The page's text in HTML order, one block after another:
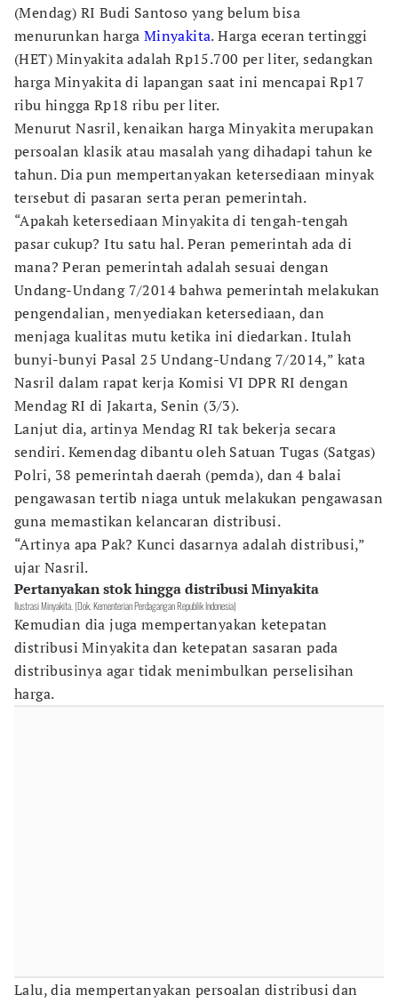
(Mendag) RI Budi Santoso yang belum bisa
menurunkan harga Minyakita. Harga eceran tertinggi
(HET) Minyakita adalah Rp15.700 per liter, sedangkan
harga Minyakita di lapangan saat ini mencapai Rp17
ribu hingga Rp18 ribu per liter.
Menurut Nasril, kenaikan harga Minyakita merupakan
persoalan klasik atau masalah yang dihadapi tahun ke
tahun. Dia pun mempertanyakan ketersediaan minyak
tersebut di pasaran serta peran pemerintah.
“Apakah ketersediaan Minyakita di tengah-tengah
pasar cukup? Itu satu hal. Peran pemerintah ada di
mana? Peran pemerintah adalah sesuai dengan
Undang-Undang 7/2014 bahwa pemerintah melakukan
pengendalian, menyediakan ketersediaan, dan
menjaga kualitas mutu ketika ini diedarkan. Itulah
bunyi-bunyi Pasal 25 Undang-Undang 7/2014,” kata
Nasril dalam rapat kerja Komisi VI DPR RI dengan
Mendag RI di Jakarta, Senin (3/3).
Lanjut dia, artinya Mendag RI tak bekerja secara
sendiri. Kemendag dibantu oleh Satuan Tugas (Satgas)
Polri, 38 pemerintah daerah (pemda), dan 4 balai
pengawasan tertib niaga untuk melakukan pengawasan
guna memastikan kelancaran distribusi.
“Artinya apa Pak? Kunci dasarnya adalah distribusi,”
ujar Nasril.
Pertanyakan stok hingga distribusi Minyakita
Ilustrasi Minyakita. (Dok. Kementerian Perdagangan Republik Indonesia)
Kemudian dia juga mempertanyakan ketepatan
distribusi Minyakita dan ketepatan sasaran pada
distribusinya agar tidak menimbulkan perselisihan
harga.
Lalu, dia mempertanyakan persoalan distribusi dan